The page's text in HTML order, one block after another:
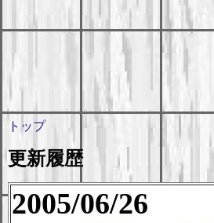
トップ
更新履歴
2005/06/26